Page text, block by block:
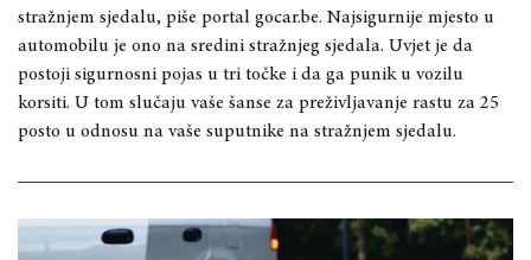
stražnjem sjedalu, piše portal gocar.be. Najsigurnije mjesto u
automobilu je ono na sredini stražnjeg sjedala. Uvjet je da
postoji sigurnosni pojas u tri točke i da ga punik u vozilu
korsiti. U tom slučaju vaše šanse za preživljavanje rastu za 25
posto u odnosu na vaše suputnike na stražnjem sjedalu.